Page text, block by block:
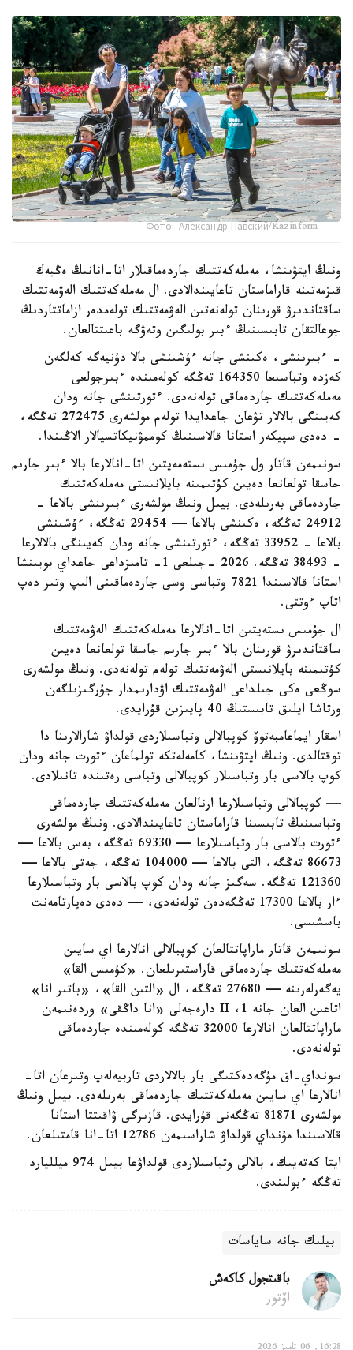
Фото: Александр Павский/Kazinform
ونىڭ ايتۋىنشا، مەملەكەتتىك جاردەماقىلار اتا-انانىڭ ەڭبەك
قىزمەتىنە قاراماستان تاعايىندالادى. ال مەملەكەتتىك الەۋمەتتىك
ساقتاندىرۋ قورىنان تولەنەتىن الەۋمەتتىك تولەمدەر ازاماتتاردىڭ
جوعالتقان تابىسىنىڭ ءبىر بولىگىن وتەۋگە باعىتتالعان.
- ءبىرىنشى، ەكىنشى جانە ءۇشىنشى بالا دۇنيەگە كەلگەن
كەزدە وتباسىعا 164350 تەڭگە كولەمىندە ءبىرجولعى
مەملەكەتتىك جاردەماقى تولەنەدى. ءتورتىنشى جانە ودان
كەيىنگى بالالار تۋعان جاعدايدا تولەم مولشەرى 272475 تەڭگە،
- دەدى سپيكەر استانا قالاسىنىڭ كوممۋنيكاتسيالار الاڭىندا.
سونىمەن قاتار ول جۇمىس ىستەمەيتىن اتا-انالارعا بالا ءبىر جارىم
جاسقا تولعانعا دەيىن كۇتىمىنە بايلانىستى مەملەكەتتىك
جاردەماقى بەرىلەدى. بيىل ونىڭ مولشەرى ءبىرىنشى بالاعا -
24912 تەڭگە، ەكىنشى بالاعا — 29454 تەڭگە، ءۇشىنشى
بالاعا - 33952 تەڭگە، ءتورتىنشى جانە ودان كەيىنگى بالالارعا
- 38493 تەڭگە. 2026 -جىلعى 1- تامىزداعى جاعداي بويىنشا
استانا قالاسىندا 7821 وتباسى وسى جاردەماقىنى الىپ وتىر دەپ
اتاپ ءوتتى.
ال جۇمىس ىستەيتىن اتا-انالارعا مەملەكەتتىك الەۋمەتتىك
ساقتاندىرۋ قورىنان بالا ءبىر جارىم جاسقا تولعانعا دەيىن
كۇتىمىنە بايلانىستى الەۋمەتتىك تولەم تولەنەدى. ونىڭ مولشەرى
سوڭعى ەكى جىلداعى الەۋمەتتىك اۋدارىمدار جۇرگىزىلگەن
ورتاشا ايلىق تابىستىڭ 40 پايىزىن قۇرايدى.
اسقار ايماعامبەتوۆ كوپبالالى وتباسىلاردى قولداۋ شارالارىنا دا
توقتالدى. ونىڭ ايتۋىنشا، كامەلەتكە تولماعان ءتورت جانە ودان
كوپ بالاسى بار وتباسىلار كوپبالالى وتباسى رەتىندە تانىلادى.
— كوپبالالى وتباسىلارعا ارنالعان مەملەكەتتىك جاردەماقى
وتباسىنىڭ تابىسىنا قاراماستان تاعايىندالادى. ونىڭ مولشەرى
ءتورت بالاسى بار وتباسىلارعا — 69330 تەڭگە، بەس بالاعا —
86673 تەڭگە، التى بالاعا — 104000 تەڭگە، جەتى بالاعا —
121360 تەڭگە. سەگىز جانە ودان كوپ بالاسى بار وتباسىلارعا
ءار بالاعا 17300 تەڭگەدەن تولەنەدى، — دەدى دەپارتامەنت
باسشىسى.
سونىمەن قاتار ماراپاتتالعان كوپبالالى انالارعا اي سايىن
مەملەكەتتىك جاردەماقى قاراستىرىلعان. «كۇمىس القا»
يەگەرلەرىنە — 27680 تەڭگە، ال «التىن القا»، «باتىر انا»
اتاعىن العان جانە 1، II دارەجەلى «انا داڭقى» وردەنىمەن
ماراپاتتالعان انالارعا 32000 تەڭگە كولەمىندە جاردەماقى
تولەنەدى.
سونداي-اق مۇگەدەكتىگى بار بالالاردى تاربيەلەپ وتىرعان اتا-
انالارعا اي سايىن مەملەكەتتىك جاردەماقى بەرىلەدى. بيىل ونىڭ
مولشەرى 81871 تەڭگەنى قۇرايدى. قازىرگى ۋاقىتتا استانا
قالاسىندا مۇنداي قولداۋ شاراسىمەن 12786 اتا-انا قامتىلعان.
ايتا كەتەيىك، بالالى وتباسىلاردى قولداۋعا بيىل 974 ميلليارد
تەڭگە ءبولىندى.
بيلىك جانە ساياسات
باقىتجول كاكەش
اۆتور